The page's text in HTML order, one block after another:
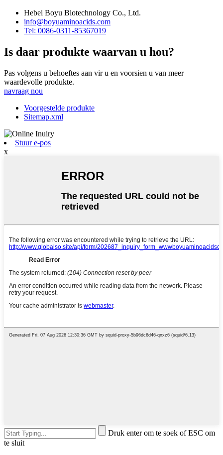
Hebei Boyu Biotechnology Co., Ltd.
info@boyuaminoacids.com
Tel: 0086-0311-85367019
Is daar produkte waarvan u hou?
Pas volgens u behoeftes aan vir u en voorsien u van meer
waardevolle produkte.
navraag nou
Voorgestelde produkte
Sitemap.xml
Stuur e-pos
x
Druk enter om te soek of ESC om
te sluit